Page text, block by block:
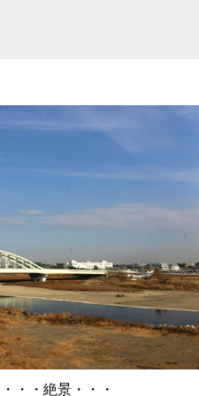
・・・絶景・・・